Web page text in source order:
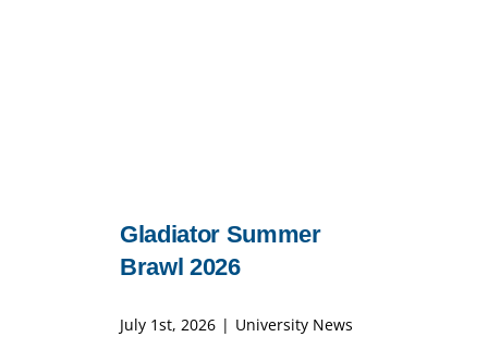
Gladiator Summer
Brawl 2026
July 1st, 2026 | University News